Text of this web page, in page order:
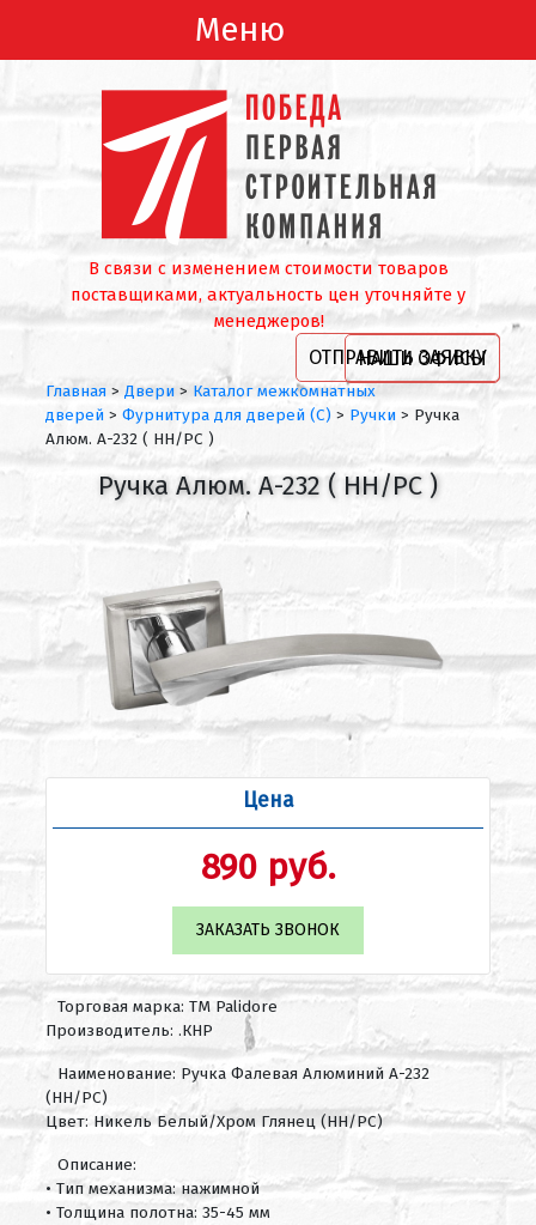
Меню
В связи с изменением стоимости товаров
поставщиками, актуальность цен уточняйте у
менеджеров!
ОТПРАВИТЬ ЗАЯВКУ
НАШИ ОФИСЫ
Главная > Двери > Каталог межкомнатных
дверей > Фурнитура для дверей (С) > Ручки > Ручка
Алюм. А-232 ( HH/PC )
Ручка Алюм. А-232 ( HH/PC )
Цена
890 руб.
ЗАКАЗАТЬ ЗВОНОК
Торговая марка: ТМ Palidore
Производитель: .КНР
Наименование: Ручка Фалевая Алюминий А-232
(HH/PC)
Цвет: Никель Белый/Хром Глянец (HH/PC)
Описание:
• Тип механизма: нажимной
• Толщина полотна: 35-45 мм